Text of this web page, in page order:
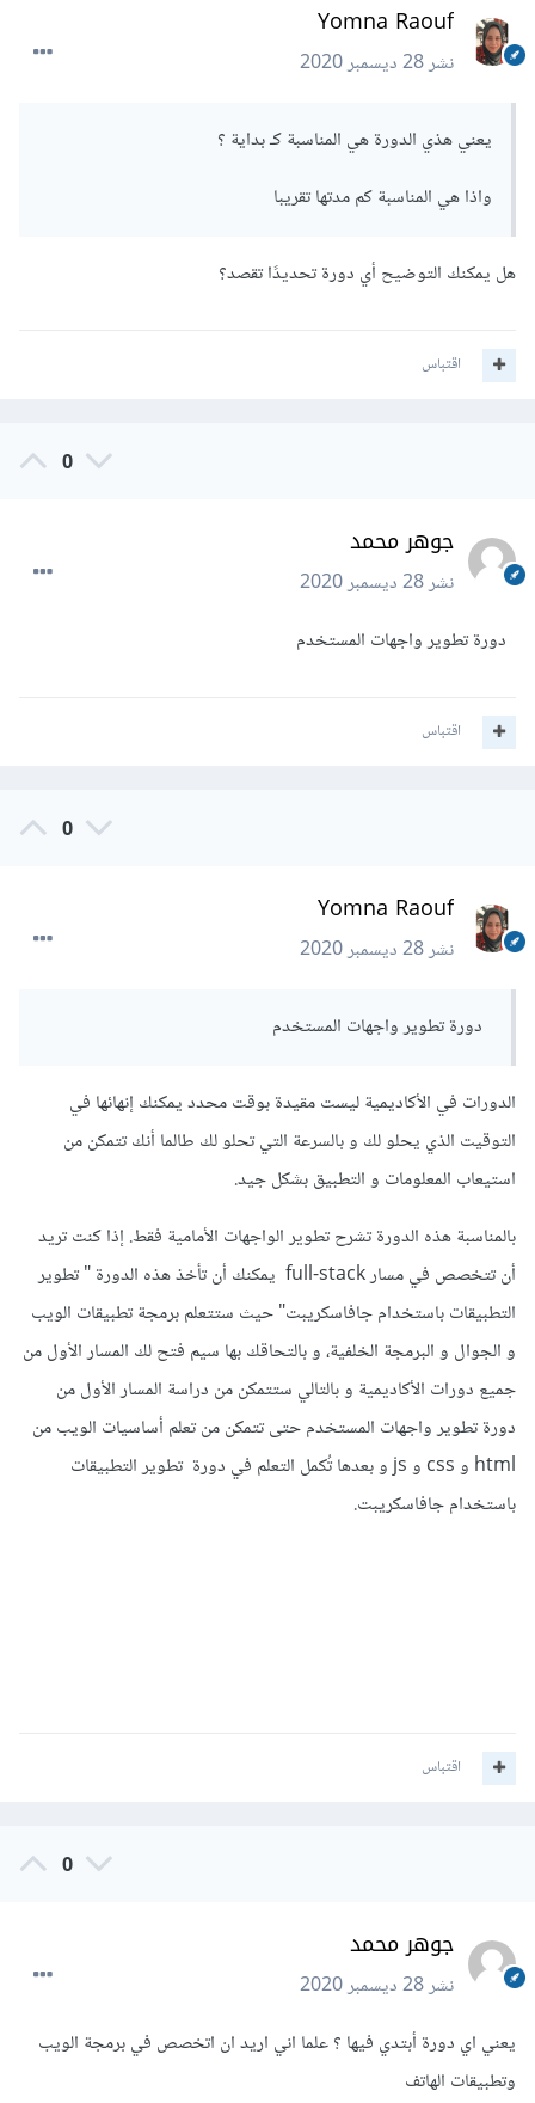
Yomna Raouf
نشر28 ديسمبر 2020
يعني هذي الدورة هي المناسبة كـ بداية ؟
واذا هي المناسبة كم مدتها تقريبا
هل يمكنك التوضيح أي دورة تحديدًا تقصد؟
اقتباس
0
جوهر محمد
نشر28 ديسمبر 2020
دورة تطوير واجهات المستخدم
اقتباس
0
Yomna Raouf
نشر28 ديسمبر 2020
دورة تطوير واجهات المستخدم
الدورات في الأكاديمية ليست مقيدة بوقت محدد يمكنك إنهائها في
التوقيت الذي يحلو لك و بالسرعة التي تحلو لك طالما أنك تتمكن من
استيعاب المعلومات و التطبيق بشكل جيد.
بالمناسبة هذه الدورة تشرح تطوير الواجهات الأمامية فقط. إذا كنت تريد
أن تتخصص في مسار full-stack يمكنك أن تأخذ هذه الدورة " تطوير
التطبيقات باستخدام جافاسكريبت" حيث ستتعلم برمجة تطبيقات الويب
و الجوال و البرمجة الخلفية، و بالتحاقك بها سيم فتح لك المسار الأول من
جميع دورات الأكاديمية و بالتالي ستتمكن من دراسة المسار الأول من
دورة تطوير واجهات المستخدم حتى تتمكن من تعلم أساسيات الويب من
html و css و js و بعدها تُكمل التعلم في دورة تطوير التطبيقات
باستخدام جافاسكريبت.
اقتباس
0
جوهر محمد
نشر28 ديسمبر 2020
يعني اي دورة أبتدي فيها ؟ علما اني اريد ان اتخصص في برمجة الويب
وتطبيقات الهاتف